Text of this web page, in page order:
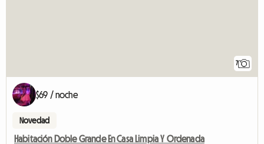
7
$69 / noche
Novedad
Habitación Doble Grande En Casa Limpia Y Ordenada